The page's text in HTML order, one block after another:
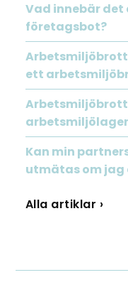
Vad innebär det
företagsbot?
ett
Kan min
utmätas om jag
Alla artiklar ›